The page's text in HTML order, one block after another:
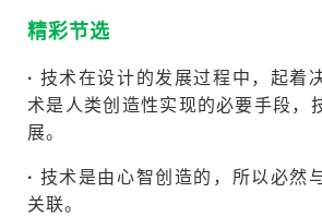
精彩节选
· 技术在设计的发展过程中，起着
术是人类创造性实现的必要手段，
展。
· 技术是由心智创造的，所以必然
关联。